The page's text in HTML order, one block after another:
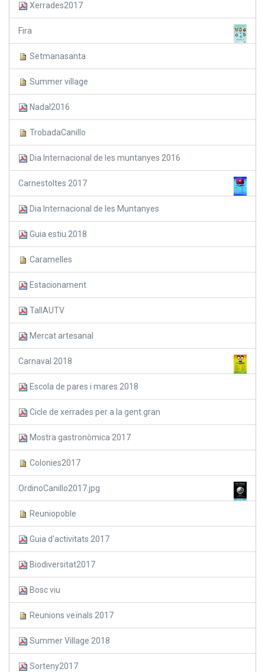
Xerrades2017
Fira
Setmanasanta
Summer village
Nadal2016
TrobadaCanillo
Dia Internacional de les muntanyes 2016
Carnestoltes 2017
Dia Internacional de les Muntanyes
Guia estiu 2018
Caramelles
Estacionament
TallAUTV
Mercat artesanal
Carnaval 2018
Escola de pares i mares 2018
Cicle de xerrades per a la gent gran
Mostra gastronòmica 2017
Colonies2017
OrdinoCanillo2017.jpg
Reuniopoble
Guia d'activitats 2017
Biodiversitat2017
Bosc viu
Reunions veïnals 2017
Summer Village 2018
Sorteny2017